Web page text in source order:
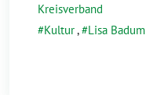
Kreisverband
Kultur, Lisa Badum